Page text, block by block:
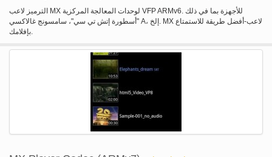
الترميز لاعب MX لوحدات المعالجة المركزية VFP ARMv6. للأجهزة بما في ذلك
"أسطورة إتش تي سي"، سامسونج غالاكسي A، إلخ. MX لاعب-أفضل طريقة للاستمتاع
بإفلامك.